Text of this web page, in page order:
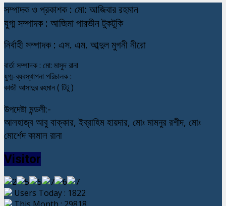
সম্পাদক ও প্রকাশক : মো: আজিবার রহমান
যুগ্ম সম্পাদক : আজিমা পারভীন টুকটুকি
নির্বাহী সম্পাদক : এস. এম. আব্দুল মুগনী নীরো
বার্তা সম্পাদক : মো: মাসুদ রানা
যুগ্ম-ব্যবস্থাপনা পরিচালক :
কাজী আসাদুর রহমান ( টিটু )
উপদেষ্টা মন্ডলী:-
আলহাজ্ব আবু বাক্কার, ইব্রাহিম হায়দার, মোঃ মামনুর রশীদ, মোঃ
মোর্শেদ কামাল রানা
Visitor
Users Today : 1822